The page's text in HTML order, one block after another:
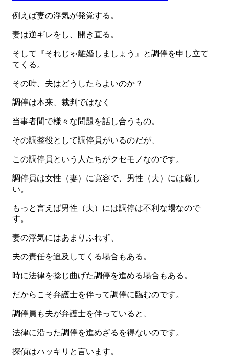
例えば妻の浮気が発覚する。
妻は逆ギレをし、開き直る。
そして『それじゃ離婚しましょう』と調停を申し立て
てくる。
その時、夫はどうしたらよいのか？
調停は本来、裁判ではなく
当事者間で様々な問題を話し合うもの。
その調整役として調停員がいるのだが、
この調停員という人たちがクセモノなのです。
調停員は女性（妻）に寛容で、男性（夫）には厳し
い。
もっと言えば男性（夫）には調停は不利な場なので
す。
妻の浮気にはあまりふれず、
夫の責任を追及してくる場合もある。
時に法律を捻じ曲げた調停を進める場合もある。
だからこそ弁護士を伴って調停に臨むのです。
調停員も夫が弁護士を伴っていると、
法律に沿った調停を進めざるを得ないのです。
探偵はハッキリと言います。